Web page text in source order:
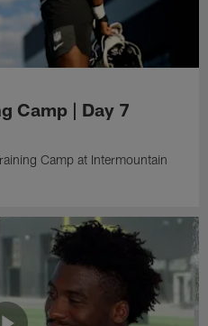
Camp | Day 7
Camp at Intermountain